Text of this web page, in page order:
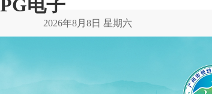
PG电子
2026年8月8日 星期六